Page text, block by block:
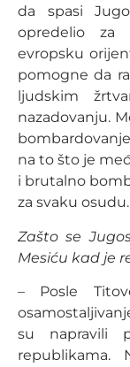
da spasi
opredelio za
evropsku
pomogne da
ljudskim
nazadovanju.
na to što je
i brutalno
za svaku osudu.
Zašto se
Mesiću kad je
– Posle
su napravili
republikama.